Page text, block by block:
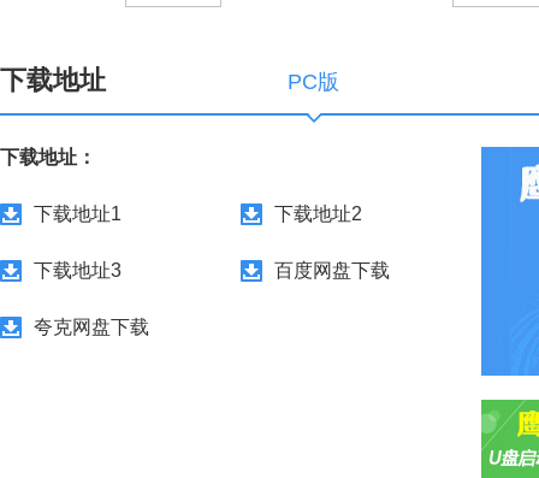
下载地址 PC版
下载地址：
下载地址1 下载地址2
下载地址3 百度网盘下载
夸克网盘下载